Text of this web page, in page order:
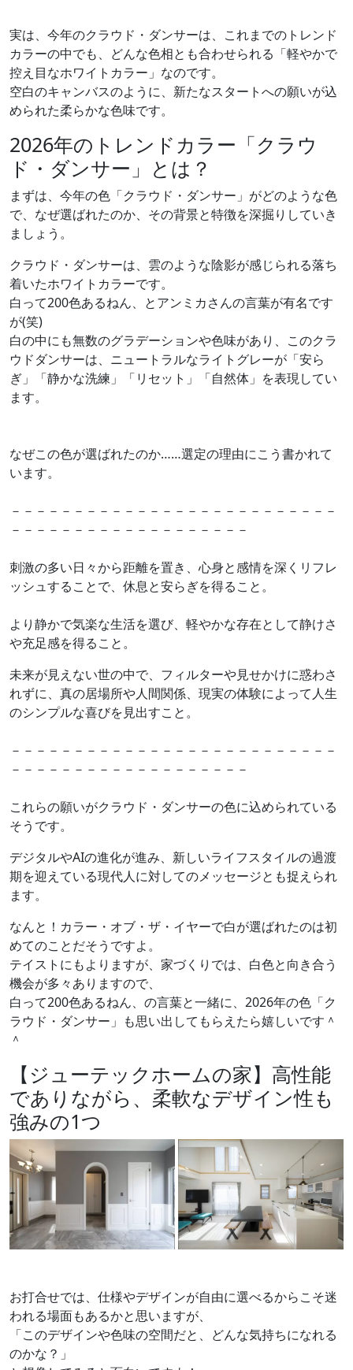
実は、今年のクラウド・ダンサーは、これまでのトレンド
カラーの中でも、どんな色相とも合わせられる「軽やかで
控え目なホワイトカラー」なのです。
空白のキャンバスのように、新たなスタートへの願いが込
められた柔らかな色味です。
2026年のトレンドカラー「クラウ
ド・ダンサー」とは？
まずは、今年の色「クラウド・ダンサー」がどのような色
で、なぜ選ばれたのか、その背景と特徴を深掘りしていき
ましょう。
クラウド・ダンサーは、雲のような陰影が感じられる落ち
着いたホワイトカラーです。
白って200色あるねん、とアンミカさんの言葉が有名です
が(笑)
白の中にも無数のグラデーションや色味があり、このクラ
ウドダンサーは、ニュートラルなライトグレーが「安ら
ぎ」「静かな洗練」「リセット」「自然体」を表現してい
ます。
なぜこの色が選ばれたのか……選定の理由にこう書かれて
います。
－－－－－－－－－－－－－－－－－－－－－－－－－－
－－－－－－－－－－－－－－－－－－－
刺激の多い日々から距離を置き、心身と感情を深くリフレ
ッシュすることで、休息と安らぎを得ること。
より静かで気楽な生活を選び、軽やかな存在として静けさ
や充足感を得ること。
未来が見えない世の中で、フィルターや見せかけに惑わさ
れずに、真の居場所や人間関係、現実の体験によって人生
のシンプルな喜びを見出すこと。
－－－－－－－－－－－－－－－－－－－－－－－－－－
－－－－－－－－－－－－－－－－－－－
これらの願いがクラウド・ダンサーの色に込められている
そうです。
デジタルやAIの進化が進み、新しいライフスタイルの過渡
期を迎えている現代人に対してのメッセージとも捉えられ
ます。
なんと！カラー・オブ・ザ・イヤーで白が選ばれたのは初
めてのことだそうですよ。
テイストにもよりますが、家づくりでは、白色と向き合う
機会が多々ありますので、
白って200色あるねん、の言葉と一緒に、2026年の色「ク
ラウド・ダンサー」も思い出してもらえたら嬉しいです＾
＾
【ジューテックホームの家】高性能
でありながら、柔軟なデザイン性も
強みの1つ
お打合せでは、仕様やデザインが自由に選べるからこそ迷
われる場面もあるかと思いますが、
「このデザインや色味の空間だと、どんな気持ちになれる
のかな？」